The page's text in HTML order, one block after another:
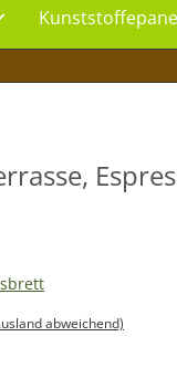
abweichend)